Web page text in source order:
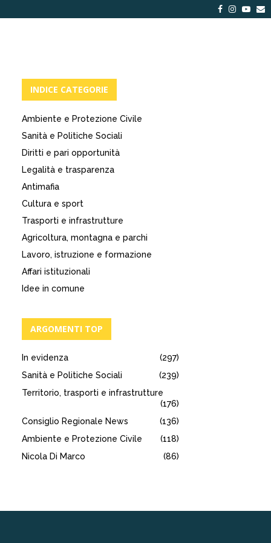
Facebook
INDICE CATEGORIE
Ambiente e Protezione Civile
Sanità e Politiche Sociali
Diritti e pari opportunità
Legalità e trasparenza
Antimafia
Cultura e sport
Trasporti e infrastrutture
Agricoltura, montagna e parchi
Lavoro, istruzione e formazione
Affari istituzionali
Idee in comune
ARGOMENTI TOP
In evidenza
(297)
Sanità e Politiche Sociali
(239)
Territorio, trasporti e infrastrutture
(176)
Consiglio Regionale News
(136)
Ambiente e Protezione Civile
(118)
Nicola Di Marco
(86)